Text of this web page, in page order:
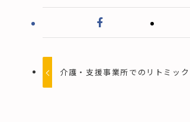
介護・支援事業所でのリトミック